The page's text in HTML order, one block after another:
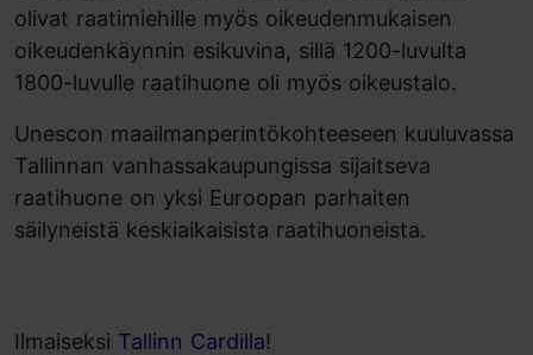
olivat raatimiehille myös oikeudenmukaisen
oikeudenkäynnin esikuvina, sillä 1200-luvulta
1800-luvulle raatihuone oli myös oikeustalo.
Unescon maailmanperintökohteeseen kuuluvassa
Tallinnan vanhassakaupungissa sijaitseva
raatihuone on yksi Euroopan parhaiten
säilyneistä keskiaikaisista raatihuoneista.
Ilmaiseksi Tallinn Cardilla!